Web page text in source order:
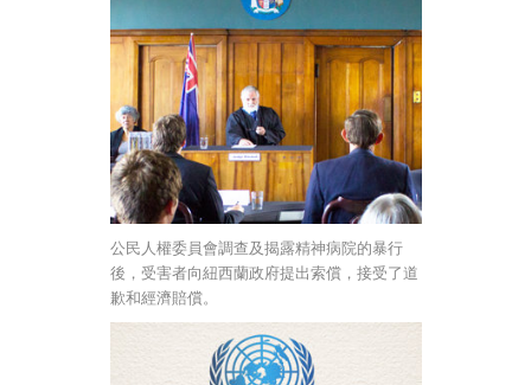
公民人權委員會調查及揭露精神病院的暴行
後，受害者向紐西蘭政府提出索償，接受了道
歉和經濟賠償。